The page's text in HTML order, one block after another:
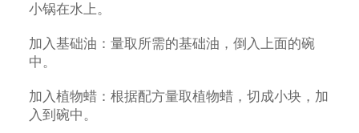
小锅在水上。
加入基础油：量取所需的基础油，倒入上面的碗
中。
加入植物蜡：根据配方量取植物蜡，切成小块，加
入到碗中。